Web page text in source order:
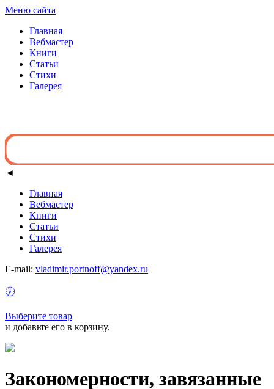
Меню сайта
Главная
Вебмастер
Книги
Статьи
Стихи
Галерея
◄
Главная
Вебмастер
Книги
Статьи
Стихи
Галерея
E-mail: vladimir.portnoff@yandex.ru
🕖
Выберите товар
и добавьте его в корзину.
Закономерности, завязанные